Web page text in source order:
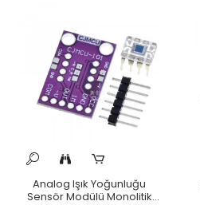
Analog Işık Yoğunluğu
Sensör Modülü Monolitik